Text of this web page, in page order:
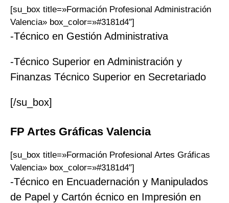
[su_box title=»Formación Profesional Administración
Valencia» box_color=»#3181d4″]
-Técnico en Gestión Administrativa
-Técnico Superior en Administración y
Finanzas Técnico Superior en Secretariado
[/su_box]
FP Artes Gráficas Valencia
[su_box title=»Formación Profesional Artes Gráficas
Valencia» box_color=»#3181d4″]
-Técnico en Encuadernación y Manipulados
de Papel y Cartón écnico en Impresión en